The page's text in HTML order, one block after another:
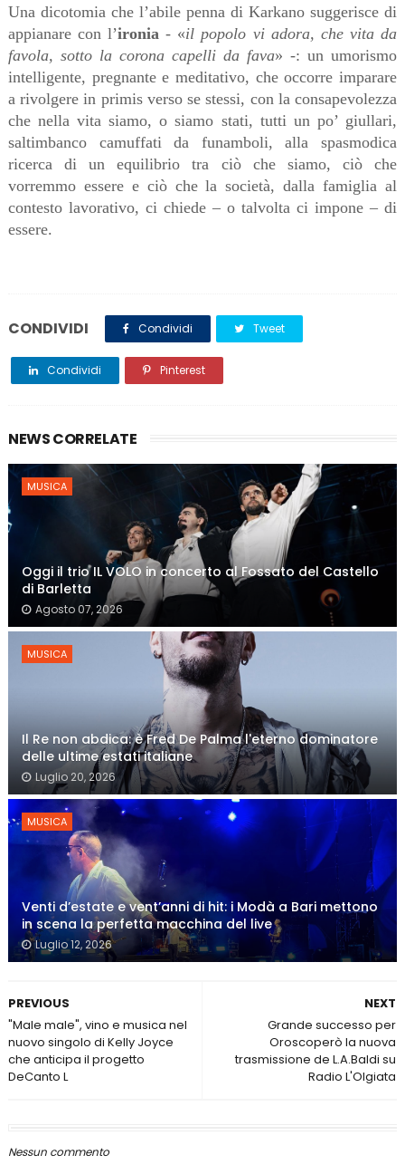
Una dicotomia che l’abile penna di Karkano suggerisce di
appianare con l’ironia - «il popolo vi adora, che vita da
favola, sotto la corona capelli da fava» -: un umorismo
intelligente, pregnante e meditativo, che occorre imparare
a rivolgere in primis verso se stessi, con la consapevolezza
che nella vita siamo, o siamo stati, tutti un po’ giullari,
saltimbanco camuffati da funamboli, alla spasmodica
ricerca di un equilibrio tra ciò che siamo, ciò che
vorremmo essere e ciò che la società, dalla famiglia al
contesto lavorativo, ci chiede – o talvolta ci impone – di
essere.
CONDIVIDI Condividi Tweet
Condividi Pinterest
NEWS CORRELATE
MUSICA
Oggi il trio IL VOLO in concerto al Fossato del Castello
di Barletta
Agosto 07, 2026
MUSICA
Il Re non abdica: è Fred De Palma l'eterno dominatore
delle ultime estati italiane
Luglio 20, 2026
MUSICA
Venti d’estate e vent’anni di hit: i Modà a Bari mettono
in scena la perfetta macchina del live
Luglio 12, 2026
NEXT
Grande successo per
Oroscoperò la nuova
trasmissione de L.A.Baldi su
Radio L'Olgiata
PREVIOUS
"Male male", vino e musica nel
nuovo singolo di Kelly Joyce
che anticipa il progetto
DeCanto L
Nessun commento